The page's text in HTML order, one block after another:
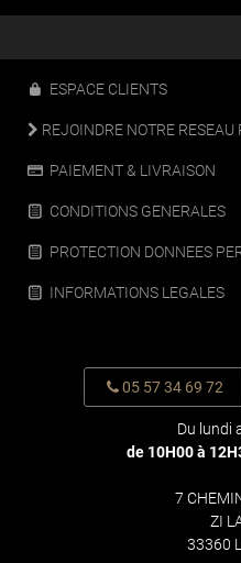
ESPACE CLIENTS
REJOINDRE NOTRE RESEAU
PAIEMENT & LIVRAISON
CONDITIONS GENERALES
PROTECTION DONNEES
INFORMATIONS LEGALES
05 57 34 69 72
Du lundi
de 10H00 à
7
ZI
33360